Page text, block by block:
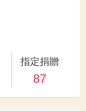
指定捐贈
87